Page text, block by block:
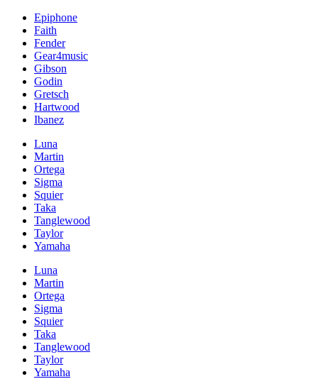
Epiphone
Faith
Fender
Gear4music
Gibson
Godin
Gretsch
Hartwood
Ibanez
Luna
Martin
Ortega
Sigma
Squier
Taka
Tanglewood
Taylor
Yamaha
Luna
Martin
Ortega
Sigma
Squier
Taka
Tanglewood
Taylor
Yamaha